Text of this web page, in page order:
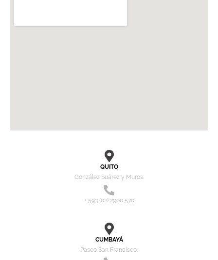
QUITO
González Suárez y Muros.
+ 593 (02) 2900 570
CUMBAYÁ
Paseo San Francisco.